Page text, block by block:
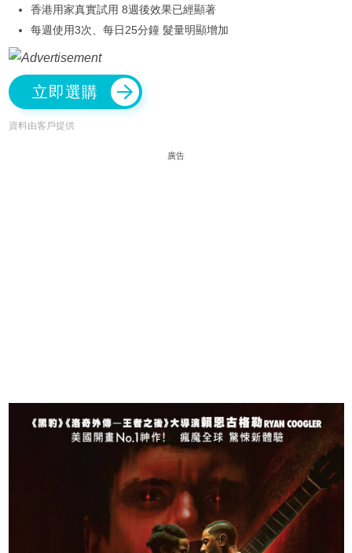
香港用家真實試用 8週後效果已經顯著
每週使用3次、每日25分鐘 髮量明顯增加
立即選購
資料由客戶提供
廣告